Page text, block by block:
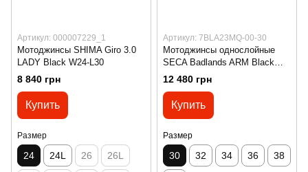
Артикул: 000007229_1
Мотоджинсы SHIMA Giro 3.0
LADY Black W24-L30
8 840 грн
Купить
Размер
24 24L 26 26L
Артикул: 7BLA23MQ-00-30
Мотоджинсы однослойные
SECA Badlands ARM Black
W30-L32
12 480 грн
Купить
Размер
30 32 34 36 38